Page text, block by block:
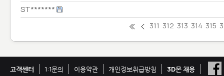
ST*******
311 312 313 314 315
고객센터 1:1문의 이용약관 개인정보취급방침
3D몬 채용